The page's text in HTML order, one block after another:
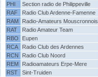
PHI
Section radio de Philippeville
RAF
Radio Club Ardenne-Famenne
RAM
Radio-Amateurs Mouscronnois
RAT
Radio Amateur Team
RBO
Eupen
RCA
Radio Club des Ardennes
RCN
Radio Club Noord
REM
Radioamateurs Erpe-Mere
RST
Sint-Truiden